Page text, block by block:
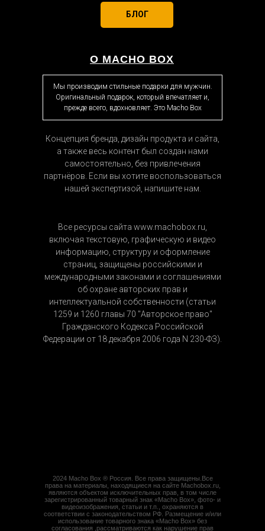
По России срочной доставки нет
(заказывайте наборы заранее)
дней через транспортные
компании.
В зависимости от вашего города и
удалённости. По 100% предоплате.
Оператор сообщит Вам точную
Цена зависит от населённого
пункта и веса ящика (т.к все
наборы весят по разному).
Обычная доставка
Остались вопросы?
Звоните:+7(915)145-42-58
2024 Macho Box ® Россия. Все права защищены.Все
права на материалы, находящиеся на сайте Machobox.ru,
являются объектом исключительных прав, в том числе
зарегистрированный товарный знак «Macho Box», фото- и
видеоизображения, статьи и т.п., охраняются в
соответствии с законодательством РФ. Размещение и/или
использование товарного знака «Macho Box» без
согласования ,рассматриваются как нарушение прав
Мы производим стильные подарки для мужчин.
Оригинальный подарок, который впечатляет и,
прежде всего, вдохновляет. Это Macho Box
О MACHO BOX
Концепция бренда, дизайн продукта и сайта,
а также весь контент был создан нами
самостоятельно, без привлечения
партнёров. Если вы хотите воспользоваться
нашей экспертизой, напишите нам.
Все ресурсы сайта www.machobox.ru,
включая текстовую, графическую и видео
информацию, структуру и оформление
страниц, защищены российскими и
международными законами и соглашениями
об охране авторских прав и
интеллектуальной собственности (статьи
1259 и 1260 главы 70 "Авторское право"
Гражданского Кодекса Российской
Федерации от 18 декабря 2006 года N 230-ФЗ).
БЛОГ